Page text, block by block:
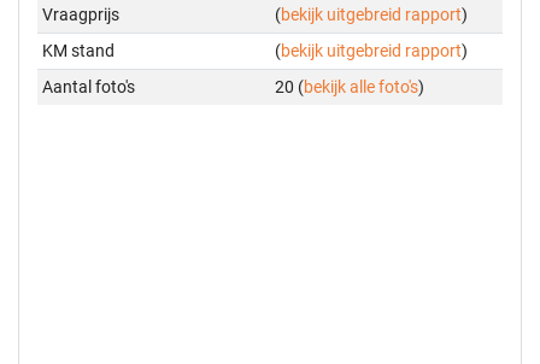
Vraagprijs (bekijk uitgebreid rapport)
KM stand
(bekijk uitgebreid rapport)
Aantal foto's
20 (bekijk alle foto's)